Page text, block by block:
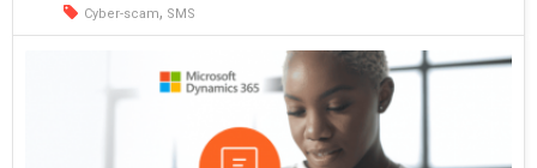
обнаружения и […]
Cyber-scam, SMS